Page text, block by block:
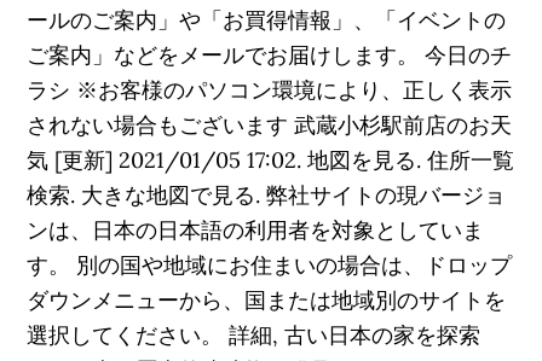
ールのご案内」や「お買得情報」、「イベントの
ご案内」などをメールでお届けします。 今日のチ
ラシ ※お客様のパソコン環境により、正しく表示
されない場合もございます 武蔵小杉駅前店のお天
気 [更新] 2021/01/05 17:02. 地図を見る. 住所一覧
検索. 大きな地図で見る. 弊社サイトの現バージョ
ンは、日本の日本語の利用者を対象としていま
す。 別の国や地域にお住まいの場合は、ドロップ
ダウンメニューから、国または地域別のサイトを
選択してください。 詳細, 古い日本の家を探索